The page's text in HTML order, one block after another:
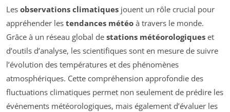
Les observations climatiques jouent un rôle crucial pour
appréhender les tendances météo à travers le monde.
Grâce à un réseau global de stations météorologiques et
d’outils d’analyse, les scientifiques sont en mesure de suivre
l’évolution des températures et des phénomènes
atmosphériques. Cette compréhension approfondie des
fluctuations climatiques permet non seulement de prédire les
événements météorologiques, mais également d’évaluer les